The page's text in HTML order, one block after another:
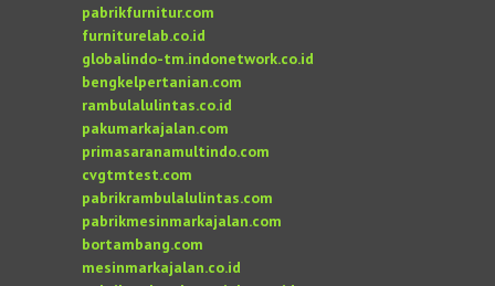
pabrikfurnitur.com
furniturelab.co.id
globalindo-tm.indonetwork.co.id
bengkelpertanian.com
rambulalulintas.co.id
pakumarkajalan.com
primasaranamultindo.com
cvgtmtest.com
pabrikrambulalulintas.com
pabrikmesinmarkajalan.com
bortambang.com
mesinmarkajalan.co.id